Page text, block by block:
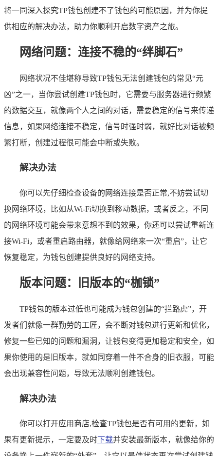
将一同深入探究TP钱包创建不了钱包的可能原因，并为你提
供相应的解决办法，助力你顺利开启数字资产之旅。
网络问题：连接不稳的“绊脚石”
网络状况不佳堪称导致TP钱包无法创建钱包的常见“元
凶”之一，当你尝试创建TP钱包时，它需要与服务器进行频繁
的数据交互，就像两个人之间的对话，需要稳定的信号来传递
信息，如果网络连接不稳定，信号时强时弱，就好比对话被频
繁打断，创建过程很可能会中断或失败。
解决办法
你可以先仔细检查设备的网络连接是否正常,不妨尝试切
换网络环境，比如从Wi-Fi切换到移动数据，或者反之，不同
的网络环境可能会带来意想不到的效果，你还可以尝试重新连
接Wi-Fi，或者重启路由器，就像给网络来一次“重启”，让它
恢复稳定，为钱包创建提供良好的网络支持。
版本问题：旧版本的“枷锁”
TP钱包的版本过低也可能成为钱包创建的“拦路虎”，开
发者们就像一群勤劳的工匠，会不断对钱包进行更新和优化，
修复一些已知的问题和漏洞，让钱包变得更加稳定和安全，如
果你使用的是旧版本，就如同穿着一件不合身的旧衣服，可能
会出现兼容性问题，导致无法顺利创建钱包。
解决办法
你可以打开应用商店,检查TP钱包是否有可用的更新，如
果有更新提示，一定要及时下载并安装最新版本，就像给你的